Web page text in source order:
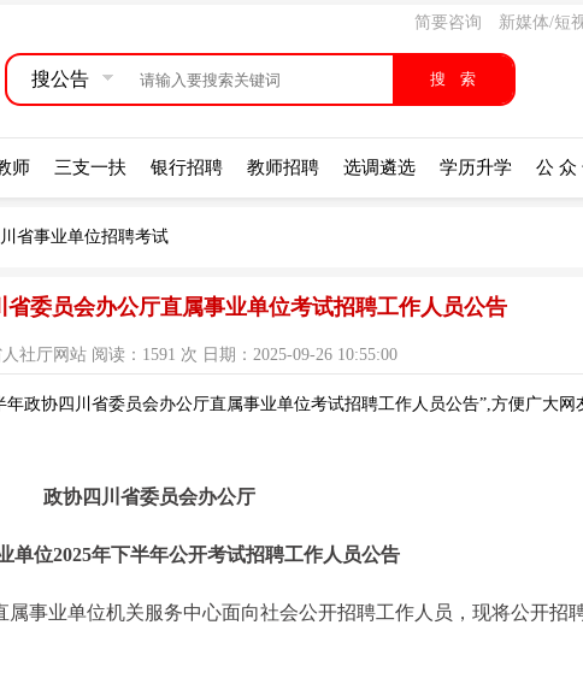
简要咨询 新媒体/短
搜公告
师 三支一扶 银行招聘 教师招聘 选调遴选 学历升学 公 众
省事业单位招聘考试
省委员会办公厅直属事业单位考试招聘工作人员公告
社厅网站 阅读：1591 次 日期：2025-09-26 10:55:00
政协四川省委员会办公厅直属事业单位考试招聘工作人员公告”,方便广大网
政协四川省委员会办公厅
单位2025年下半年公开考试招聘工作人员公告
事业单位机关服务中心面向社会公开招聘工作人员，现将公开招